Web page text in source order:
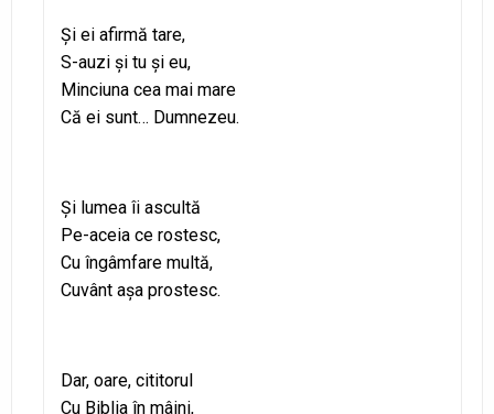
Şi ei afirmă tare,
S-auzi şi tu şi eu,
Minciuna cea mai mare
Că ei sunt… Dumnezeu.
Şi lumea îi ascultă
Pe-aceia ce rostesc,
Cu îngâmfare multă,
Cuvânt aşa prostesc.
Dar, oare, cititorul
Cu Biblia în mâini,